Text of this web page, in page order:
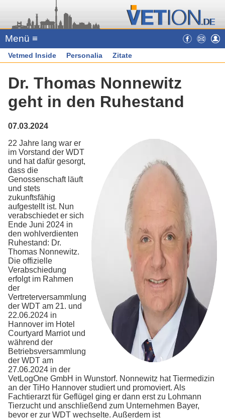
Menü ≡
Vetmed Inside Personalia Zitate
Dr. Thomas Nonnewitz
geht in den Ruhestand
07.03.2024
22 Jahre lang war er
im Vorstand der WDT
und hat dafür gesorgt,
dass die
Genossenschaft läuft
und stets
zukunftsfähig
aufgestellt ist. Nun
verabschiedet er sich
Ende Juni 2024 in
den wohlverdienten
Ruhestand: Dr.
Thomas Nonnewitz.
Die offizielle
Verabschiedung
erfolgt im Rahmen
der
Vertreterversammlung
der WDT am 21. und
22.06.2024 in
Hannover im Hotel
Courtyard Marriot und
während der
Betriebsversammlung
der WDT am
27.06.2024 in der
VetLogOne GmbH in Wunstorf. Nonnewitz hat Tiermedizin
an der TiHo Hannover studiert und promoviert. Als
Fachtierarzt für Geflügel ging er dann erst zu Lohmann
Tierzucht und anschließend zum Unternehmen Bayer,
bevor er zur WDT wechselte. Außerdem ist